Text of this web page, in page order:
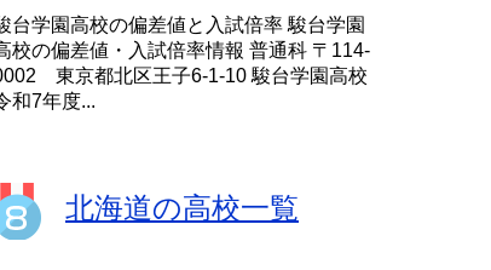
台学園高校の偏差値と入試倍率 駿台学園
校の偏差値・入試倍率情報 普通科 〒114-
東京都北区王子6-1-10 駿台学園高校
和7年度...
北海道の高校一覧